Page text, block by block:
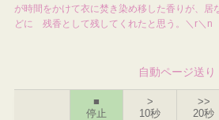
が時間をかけて衣に焚き染め移した香りが、居
どに 残香として残してくれたと思う。＼r＼n
自動ページ送り
■
停止
>
10秒
>>
20秒